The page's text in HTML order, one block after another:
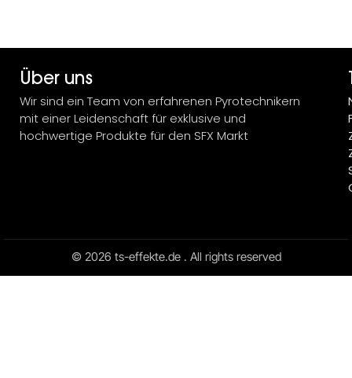
Über uns
Wir sind ein Team von erfahrenen Pyrotechnikern
mit einer Leidenschaft für exklusive und
hochwertige Produkte für den SFX Markt
© 2026 ts-effekte.de . All rights reserved